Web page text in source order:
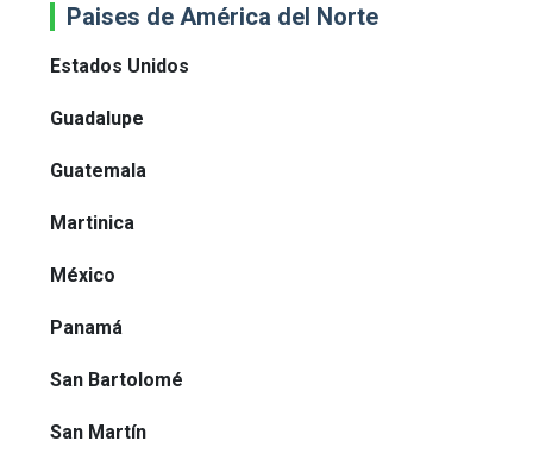
Paises de América del Norte
Estados Unidos
Guadalupe
Guatemala
Martinica
México
Panamá
San Bartolomé
San Martín